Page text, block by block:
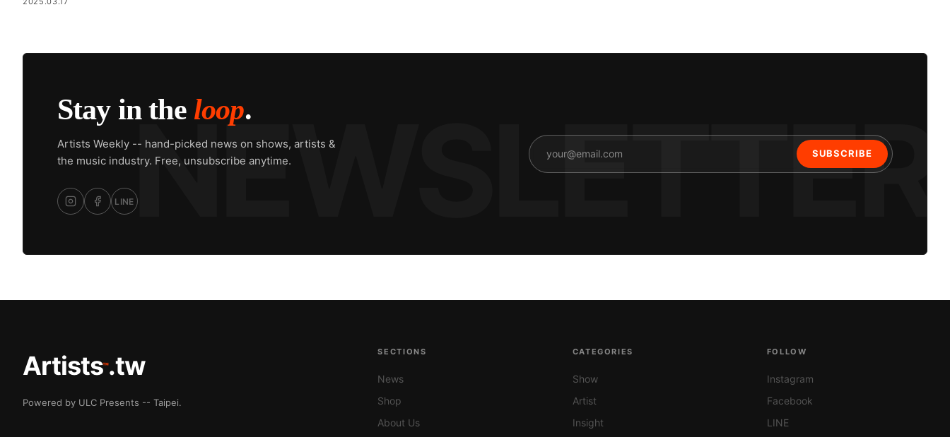
Stay in the loop.
Artists Weekly -- hand-picked news on shows, artists &
the music industry. Free, unsubscribe anytime.
LINE
SUBSCRIBE
Artists™.tw
Powered by ULC Presents -- Taipei.
SECTIONS
News
Shop
About Us
CATEGORIES
Show
Artist
Insight
FOLLOW
Instagram
Facebook
LINE